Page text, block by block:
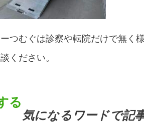
つむぐは診察や転院だけで無く
ください。
る
気になるワードで記